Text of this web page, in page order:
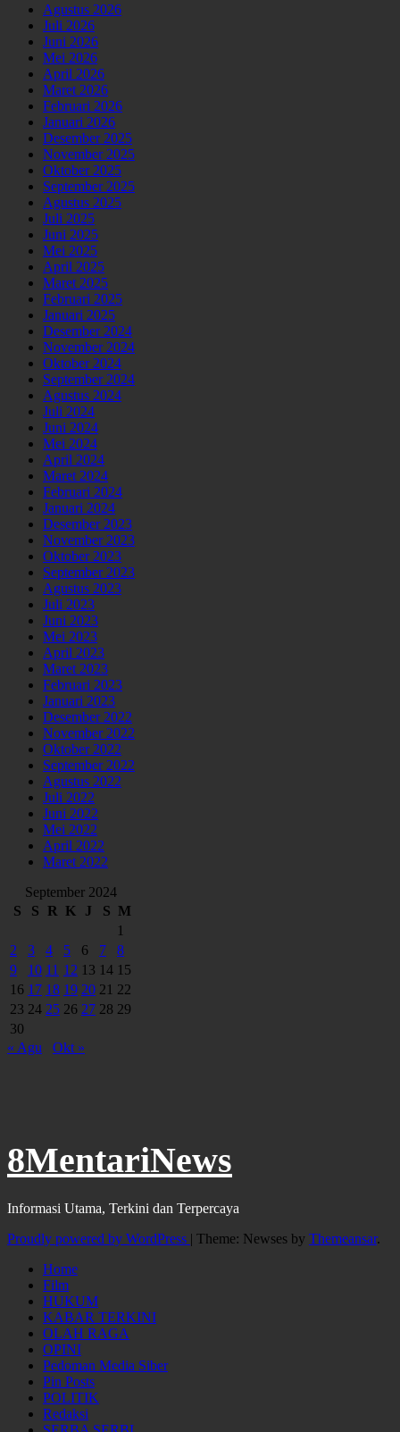
Agustus 2026
Juli 2026
Juni 2026
Mei 2026
April 2026
Maret 2026
Februari 2026
Januari 2026
Desember 2025
November 2025
Oktober 2025
September 2025
Agustus 2025
Juli 2025
Juni 2025
Mei 2025
April 2025
Maret 2025
Februari 2025
Januari 2025
Desember 2024
November 2024
Oktober 2024
September 2024
Agustus 2024
Juli 2024
Juni 2024
Mei 2024
April 2024
Maret 2024
Februari 2024
Januari 2024
Desember 2023
November 2023
Oktober 2023
September 2023
Agustus 2023
Juli 2023
Juni 2023
Mei 2023
April 2023
Maret 2023
Februari 2023
Januari 2023
Desember 2022
November 2022
Oktober 2022
September 2022
Agustus 2022
Juli 2022
Juni 2022
Mei 2022
April 2022
Maret 2022
September 2024
S
S R K J S M
1
2
3 4 5 6 7
8
9
10 11 12 13 14 15
16 17 18 19 20 21 22
23 24 25 26 27 28 29
30
« Agu
Okt »
8MentariNews
Informasi Utama, Terkini dan Terpercaya
Proudly powered by WordPress | Theme: Newses by Themeansar.
Home
Film
HUKUM
KABAR TERKINI
OLAH RAGA
OPINI
Pedoman Media Siber
Pin Posts
POLITIK
Redaksi